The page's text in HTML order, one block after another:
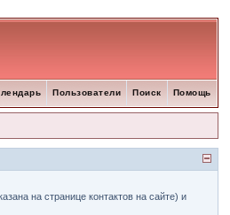
Помощь
Поиск
Пользователи
на странице контактов на сайте) и